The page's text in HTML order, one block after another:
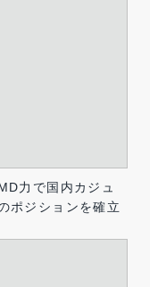
力で国内カジュ
ポジションを確立